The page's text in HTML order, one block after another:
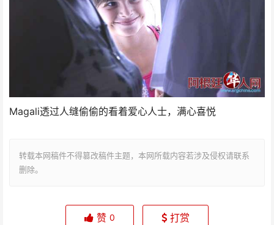
Magali透过人缝偷偷的看着爱心人士，满心喜悦
转载本网稿件不得篡改稿件主题，本网所载内容若涉及侵权请联系
删除。
赞 0 打赏